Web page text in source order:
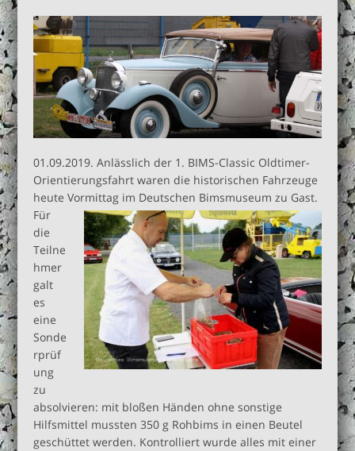
Besuchen Sie uns doch mal auf
Facebook!
01.09.2019. Anlässlich der 1. BIMS-Classic Oldtimer-
Orientierungsfahrt waren die historischen Fahrzeuge
heute Vormittag im Deutschen Bimsmuseum zu Gast.
Für
die
Teilne
hmer
galt
es
eine
Sonde
rprüf
ung
zu
absolvieren: mit bloßen Händen ohne sonstige
Hilfsmittel mussten 350 g Rohbims in einen Beutel
geschüttet werden. Kontrolliert wurde alles mit einer